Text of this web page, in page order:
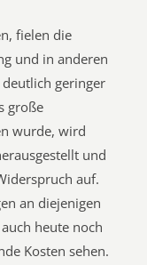
fielen die
und in anderen
geringer
große
wurde, wird
und
auf.
an diejenigen
heute noch
Kosten sehen.